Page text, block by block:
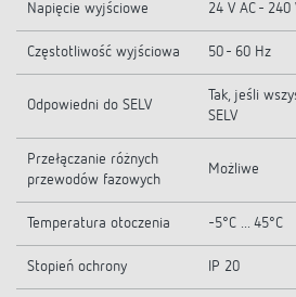
Napięcie wyjściowe 24 V AC - 240
Częstotliwość wyjściowa 50 - 60 Hz
Odpowiedni do SELV
Tak, jeśli
SELV
Przełączanie różnych
przewodów fazowych
Możliwe
Temperatura otoczenia -5°C ... 45°C
Stopień ochrony IP 20